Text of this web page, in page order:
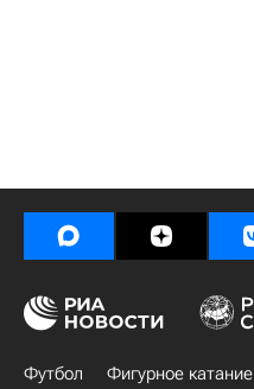
Футбол Фигурное катание